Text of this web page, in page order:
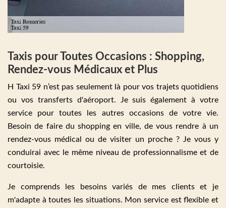
Taxis pour Toutes Occasions : Shopping,
Rendez-vous Médicaux et Plus
H Taxi 59 n’est pas seulement là pour vos trajets quotidiens
ou vos transferts d'aéroport. Je suis également à votre
service pour toutes les autres occasions de votre vie.
Besoin de faire du shopping en ville, de vous rendre à un
rendez-vous médical ou de visiter un proche ? Je vous y
conduirai avec le même niveau de professionnalisme et de
courtoisie.
Je comprends les besoins variés de mes clients et je
m'adapte à toutes les situations. Mon service est flexible et